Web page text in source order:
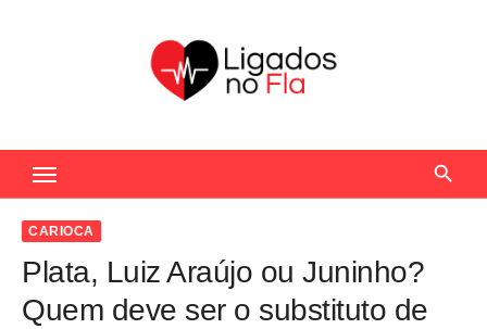
c
CARIOCA
Plata, Luiz Araújo ou Juninho?
Quem deve ser o substituto de